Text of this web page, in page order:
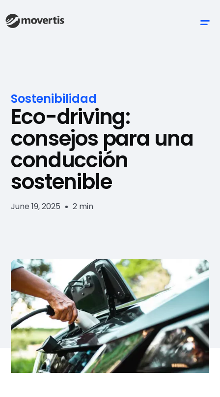
Sostenibilidad
Eco-driving:
consejos para una
conducción
sostenible
June 19, 2025 2 min